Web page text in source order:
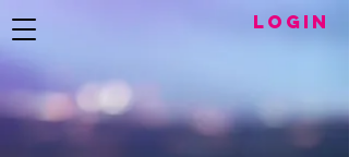
LogIN